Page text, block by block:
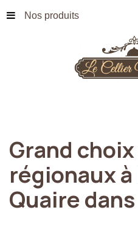
Nos produits
Grand choix
régionauxà
Quairedans